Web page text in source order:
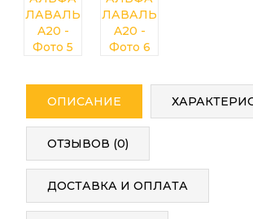
ОПИСАНИЕ
ОТЗЫВОВ (0)
ДОСТАВКА И ОПЛАТА